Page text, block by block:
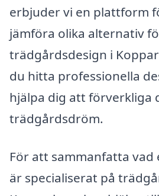
erbjuder vi en plattform
jämföra olika alternativ
trädgårdsdesign i
du hitta professionella
hjälpa dig att förverkliga
trädgårdsdröm.
För att sammanfatta
är specialiserat på